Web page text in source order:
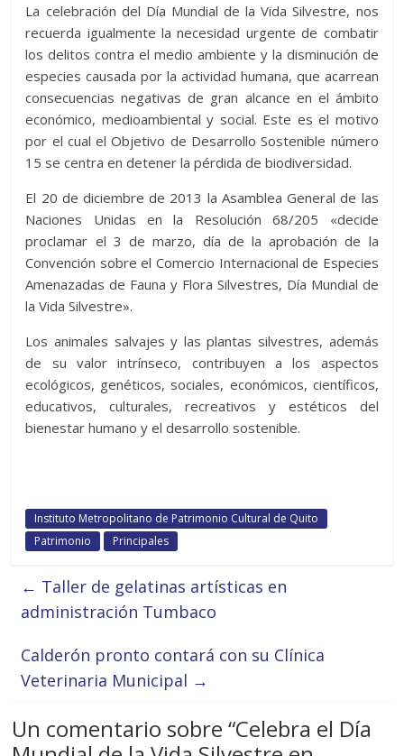
La celebración del Día Mundial de la Vida Silvestre, nos
recuerda igualmente la necesidad urgente de combatir
los delitos contra el medio ambiente y la disminución de
especies causada por la actividad humana, que acarrean
consecuencias negativas de gran alcance en el ámbito
económico, medioambiental y social. Este es el motivo
por el cual el Objetivo de Desarrollo Sostenible número
15 se centra en detener la pérdida de biodiversidad.
El 20 de diciembre de 2013 la Asamblea General de las
Naciones Unidas en la Resolución 68/205 «decide
proclamar el 3 de marzo, día de la aprobación de la
Convención sobre el Comercio Internacional de Especies
Amenazadas de Fauna y Flora Silvestres, Día Mundial de
la Vida Silvestre».
Los animales salvajes y las plantas silvestres, además
de su valor intrínseco, contribuyen a los aspectos
ecológicos, genéticos, sociales, económicos, científicos,
educativos, culturales, recreativos y estéticos del
bienestar humano y el desarrollo sostenible.
Instituto Metropolitano de Patrimonio Cultural de Quito
Patrimonio
Principales
← Taller de gelatinas artísticas en
administración Tumbaco
Calderón pronto contará con su Clínica
Veterinaria Municipal →
Un comentario sobre “Celebra el Día